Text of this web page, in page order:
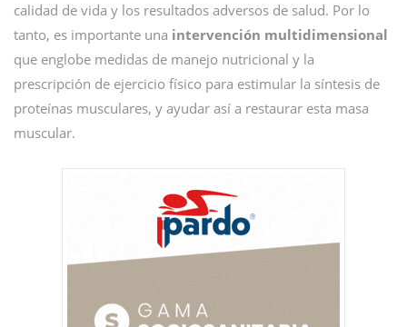
calidad de vida y los resultados adversos de salud. Por lo
tanto, es importante una intervención multidimensional
que englobe medidas de manejo nutricional y la
prescripción de ejercicio físico para estimular la síntesis de
proteínas musculares, y ayudar así a restaurar esta masa
muscular.